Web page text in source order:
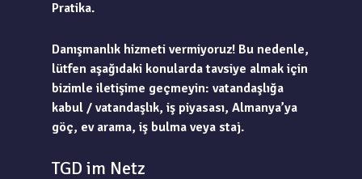
Pratika.
Danışmanlık hizmeti vermiyoruz! Bu nedenle,
lütfen aşağıdaki konularda tavsiye almak için
bizimle iletişime geçmeyin: vatandaşlığa
kabul / vatandaşlık, iş piyasası, Almanya’ya
göç, ev arama, iş bulma veya staj.
TGD im Netz